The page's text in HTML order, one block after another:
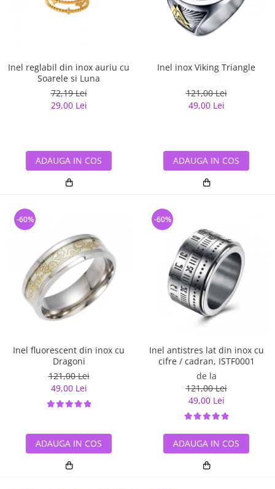
Inel reglabil din inox auriu cu
Soarele si Luna
72,19 Lei
29,00 Lei
ADAUGA IN COS
Inel inox Viking Triangle
121,00 Lei
49,00 Lei
ADAUGA IN COS
Inel fluorescent din inox cu
Dragoni
121,00 Lei
49,00 Lei
-60%
ADAUGA IN COS
Inel antistres lat din inox cu
cifre / cadran, ISTF0001
de la
121,00 Lei
49,00 Lei
-60%
ADAUGA IN COS